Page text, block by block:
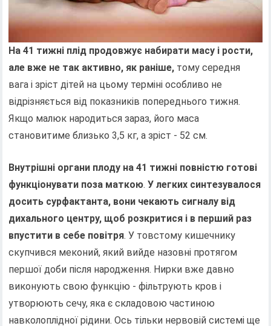
На 41 тижні плід продовжує набирати масу і рости,
але вже не так активно, як раніше, тому середня
вага і зріст дітей на цьому терміні особливо не
відрізняється від показників попереднього тижня.
Якщо малюк народиться зараз, його маса
становитиме близько 3,5 кг, а зріст - 52 см.
Внутрішні органи плоду на 41 тижні повністю готові
функціонувати поза маткою.У легких синтезувалося
досить сурфактанта, вони чекають сигналу від
дихального центру, щоб розкритися і в перший раз
впустити в себе повітря. У товстому кишечнику
скупчився меконий, який вийде назовні протягом
першої доби після народження. Нирки вже давно
виконують свою функцію - фільтрують кров і
утворюють сечу, яка є складовою частиною
навколоплідної рідини. Ось тільки нервовій системі ще